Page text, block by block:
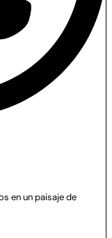
en un paisaje de